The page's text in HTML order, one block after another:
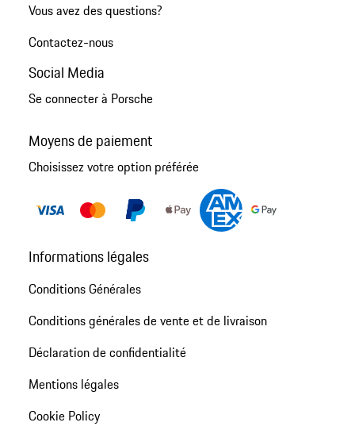
Vous avez des questions?
Contactez-nous
Social Media
Se connecter à Porsche
Moyens de paiement
Choisissez votre option préférée
Informations légales
Conditions Générales
Conditions générales de vente et de livraison
Déclaration de confidentialité
Mentions légales
Cookie Policy